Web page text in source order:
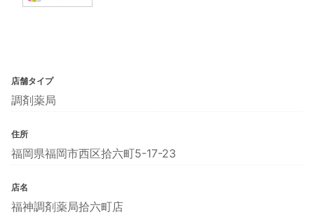
店舗タイプ
調剤薬局
住所
福岡県福岡市西区拾六町5-17-23
店名
福神調剤薬局拾六町店